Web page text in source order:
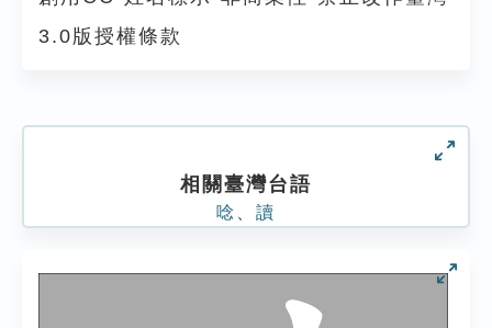
3.0版授權條款
相關臺灣台語
唸 讀